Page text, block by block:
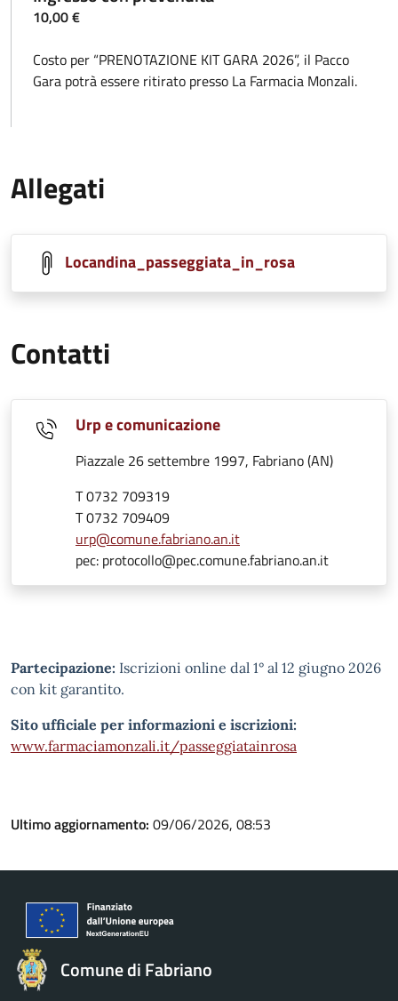
10,00 €
Costo per “PRENOTAZIONE KIT GARA 2026”, il Pacco
Gara potrà essere ritirato presso La Farmacia Monzali.
Allegati
Locandina_passeggiata_in_rosa
Contatti
Urp e comunicazione
Piazzale 26 settembre 1997, Fabriano (AN)
T 0732 709319
T 0732 709409
urp@comune.fabriano.an.it
pec: protocollo@pec.comune.fabriano.an.it
Partecipazione: Iscrizioni online dal 1° al 12 giugno 2026
con kit garantito.
Sito ufficiale per informazioni e iscrizioni:
www.farmaciamonzali.it/passeggiatainrosa
Ultimo aggiornamento: 09/06/2026, 08:53
Comune di Fabriano